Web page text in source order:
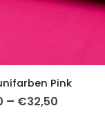
Pink
– €32,50